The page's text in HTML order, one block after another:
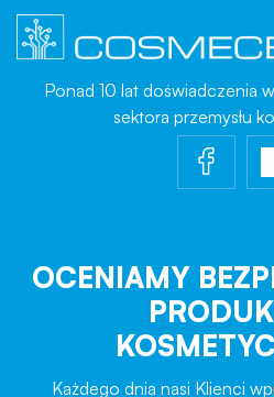
Ponad 10 lat doświadczenia
sektora przemysłu
OCENIAMY
Każdego dnia nasi Klienci